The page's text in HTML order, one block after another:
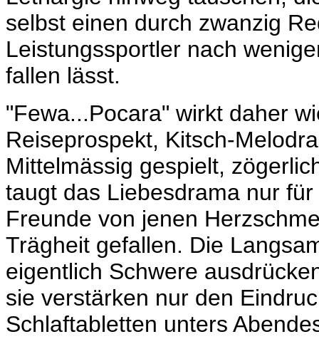
selbst einen durch zwanzig
Leistungssportler nach
fallen lässt.
"Fewa...Pocara" wirkt daher
Reiseprospekt, Kitsch-
Mittelmässig gespielt,
taugt das Liebesdrama nur
Freunde von jenen
Trägheit gefallen. Die
eigentlich Schwere
sie verstärken nur den
Schlaftabletten unters